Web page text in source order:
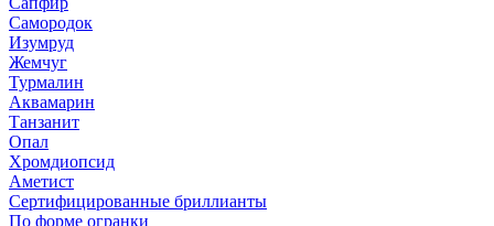
Самородок
Изумруд
Жемчуг
Турмалин
Аквамарин
Танзанит
Опал
Хромдиопсид
Аметист
Сертифицированные бриллианты
По форме огранки